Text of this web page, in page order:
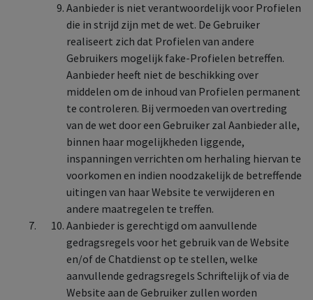
Aanbieder is niet verantwoordelijk voor Profielen
die in strijd zijn met de wet. De Gebruiker
realiseert zich dat Profielen van andere
Gebruikers mogelijk fake-Profielen betreffen.
Aanbieder heeft niet de beschikking over
middelen om de inhoud van Profielen permanent
te controleren. Bij vermoeden van overtreding
van de wet door een Gebruiker zal Aanbieder alle,
binnen haar mogelijkheden liggende,
inspanningen verrichten om herhaling hiervan te
voorkomen en indien noodzakelijk de betreffende
uitingen van haar Website te verwijderen en
andere maatregelen te treffen.
Aanbieder is gerechtigd om aanvullende
gedragsregels voor het gebruik van de Website
en/of de Chatdienst op te stellen, welke
aanvullende gedragsregels Schriftelijk of via de
Website aan de Gebruiker zullen worden